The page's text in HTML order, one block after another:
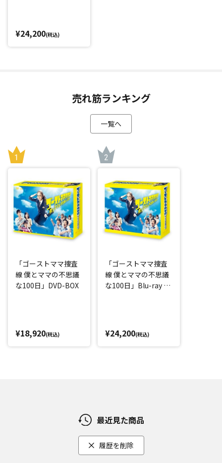
¥24,200(税込)
売れ筋ランキング
一覧へ
「ゴーストママ捜査
線 僕とママの不思議
な100日」DVD-BOX
¥18,920(税込)
「ゴーストママ捜査
線 僕とママの不思議
な100日」Blu-ray B
¥24,200(税込)
最近見た商品
履歴を削除